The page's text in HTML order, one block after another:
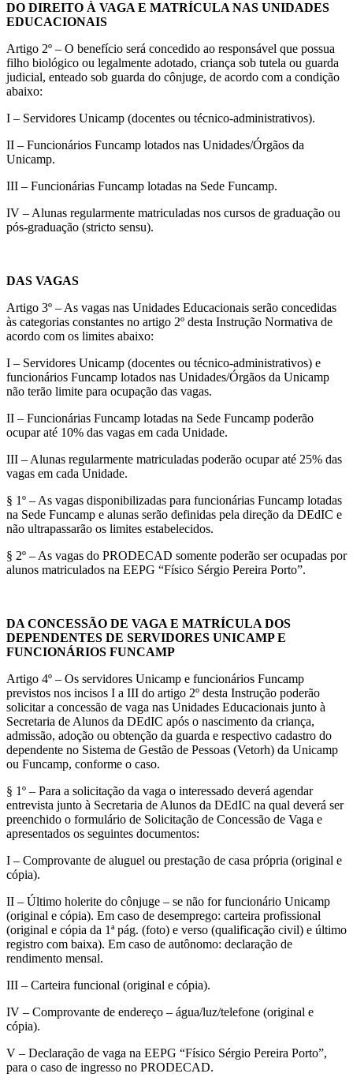
DO DIREITO À VAGA E MATRÍCULA NAS UNIDADES
EDUCACIONAIS
Artigo 2º – O benefício será concedido ao responsável que possua
filho biológico ou legalmente adotado, criança sob tutela ou guarda
judicial, enteado sob guarda do cônjuge, de acordo com a condição
abaixo:
I – Servidores Unicamp (docentes ou técnico-administrativos).
II – Funcionários Funcamp lotados nas Unidades/Órgãos da
Unicamp.
III – Funcionárias Funcamp lotadas na Sede Funcamp.
IV – Alunas regularmente matriculadas nos cursos de graduação ou
pós-graduação (stricto sensu).
DAS VAGAS
Artigo 3º – As vagas nas Unidades Educacionais serão concedidas
às categorias constantes no artigo 2º desta Instrução Normativa de
acordo com os limites abaixo:
I – Servidores Unicamp (docentes ou técnico-administrativos) e
funcionários Funcamp lotados nas Unidades/Órgãos da Unicamp
não terão limite para ocupação das vagas.
II – Funcionárias Funcamp lotadas na Sede Funcamp poderão
ocupar até 10% das vagas em cada Unidade.
III – Alunas regularmente matriculadas poderão ocupar até 25% das
vagas em cada Unidade.
§ 1º – As vagas disponibilizadas para funcionárias Funcamp lotadas
na Sede Funcamp e alunas serão definidas pela direção da DEdIC e
não ultrapassarão os limites estabelecidos.
§ 2º – As vagas do PRODECAD somente poderão ser ocupadas por
alunos matriculados na EEPG “Físico Sérgio Pereira Porto”.
DA CONCESSÃO DE VAGA E MATRÍCULA DOS
DEPENDENTES DE SERVIDORES UNICAMP E
FUNCIONÁRIOS FUNCAMP
Artigo 4º – Os servidores Unicamp e funcionários Funcamp
previstos nos incisos I a III do artigo 2º desta Instrução poderão
solicitar a concessão de vaga nas Unidades Educacionais junto à
Secretaria de Alunos da DEdIC após o nascimento da criança,
admissão, adoção ou obtenção da guarda e respectivo cadastro do
dependente no Sistema de Gestão de Pessoas (Vetorh) da Unicamp
ou Funcamp, conforme o caso.
§ 1º – Para a solicitação da vaga o interessado deverá agendar
entrevista junto à Secretaria de Alunos da DEdIC na qual deverá ser
preenchido o formulário de Solicitação de Concessão de Vaga e
apresentados os seguintes documentos:
I – Comprovante de aluguel ou prestação de casa própria (original e
cópia).
II – Último holerite do cônjuge – se não for funcionário Unicamp
(original e cópia). Em caso de desemprego: carteira profissional
(original e cópia da 1ª pág. (foto) e verso (qualificação civil) e último
registro com baixa). Em caso de autônomo: declaração de
rendimento mensal.
III – Carteira funcional (original e cópia).
IV – Comprovante de endereço – água/luz/telefone (original e
cópia).
V – Declaração de vaga na EEPG “Físico Sérgio Pereira Porto”,
para o caso de ingresso no PRODECAD.